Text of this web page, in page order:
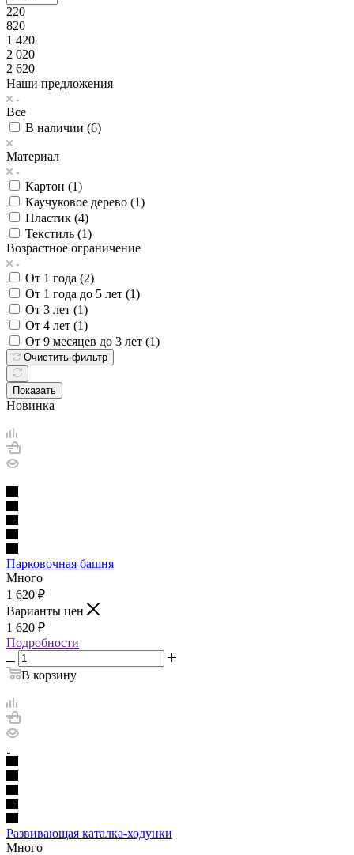
220
820
1 420
2 020
2 620
Наши предложения
Все
В наличии (6)
Материал
Картон (1)
Каучуковое дерево (1)
Пластик (4)
Текстиль (1)
Возрастное ограничение
От 1 года (2)
От 1 года до 5 лет (1)
От 3 лет (1)
От 4 лет (1)
От 9 месяцев до 3 лет (1)
Очистить фильтр
Показать
Новинка
Парковочная башня
Много
1 620 ₽
Варианты цен
1 620 ₽
Подробности
В корзину
Развивающая каталка-ходунки
Много